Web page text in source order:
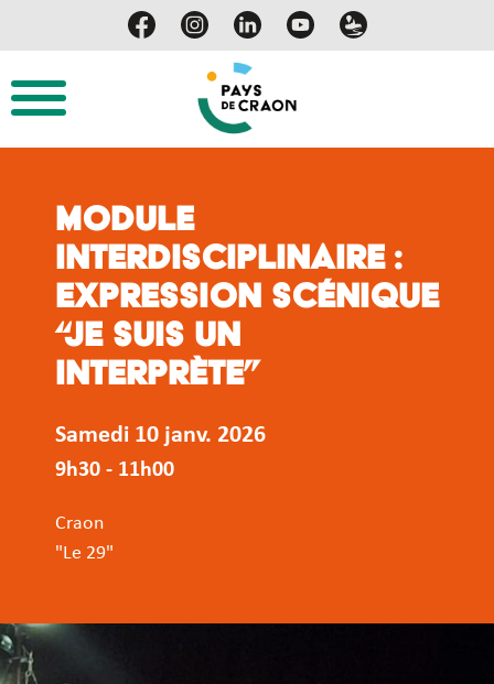
Module
interdisciplinaire :
Expression Scénique
“je suis un
interprète”
Samedi 10 janv. 2026
9h30 - 11h00
Craon
"Le 29"